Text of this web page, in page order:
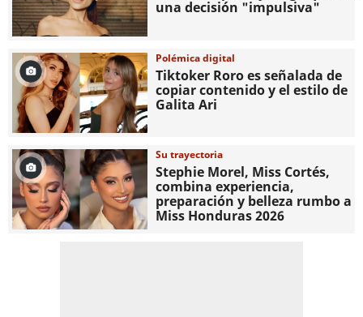
una decisión "impulsiva"
Polémica digital
Tiktoker Roro es señalada de
copiar contenido y el estilo de
Galita Ari
Su trayectoria
Stephie Morel, Miss Cortés,
combina experiencia,
preparación y belleza rumbo a
Miss Honduras 2026